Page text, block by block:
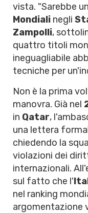
vista. "Sarebbe
Mondiali negli
Zampolli,
quattro titoli
ineguagliabile
tecniche per
Non è la prima
manovra. Già nel
in Qatar,
una lettera
chiedendo la
violazioni dei
internazionali.
sul fatto che l'
nel ranking
argomentazione